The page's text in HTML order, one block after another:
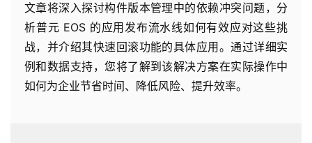
文章将深入探讨构件版本管理中的依赖冲突问题，分
析普元 EOS 的应用发布流水线如何有效应对这些挑
战，并介绍其快速回滚功能的具体应用。通过详细实
例和数据支持，您将了解到该解决方案在实际操作中
如何为企业节省时间、降低风险、提升效率。